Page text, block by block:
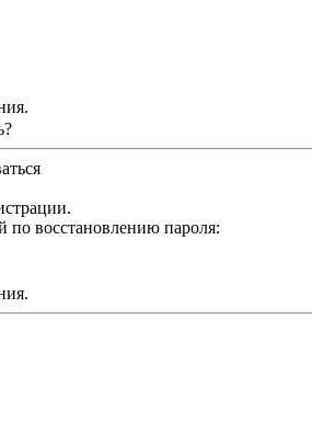
восстановлению пароля: